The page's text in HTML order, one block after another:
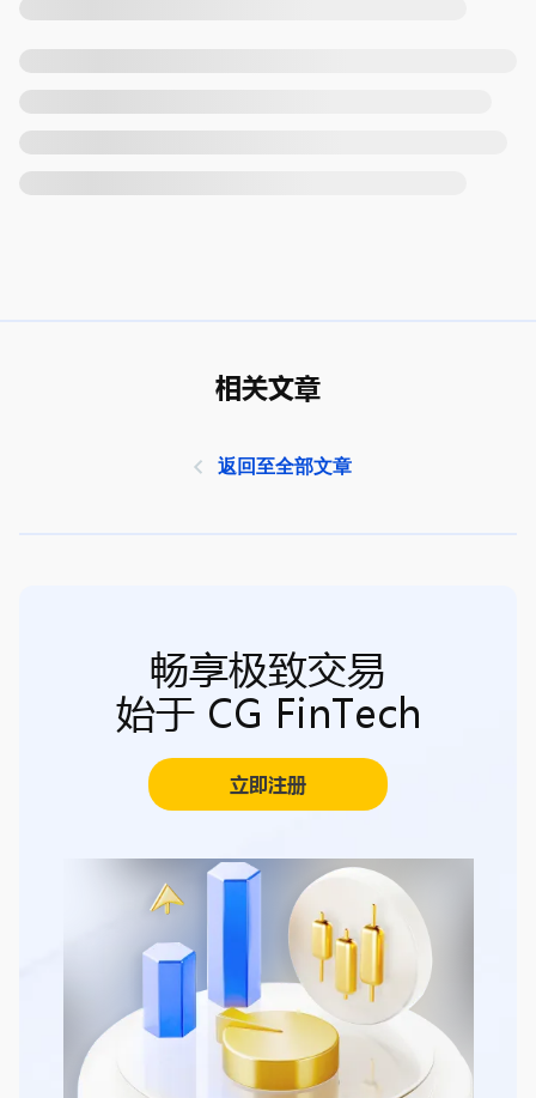
相关文章
返回至全部文章
畅享极致交易
始于 CG FinTech
立即注册